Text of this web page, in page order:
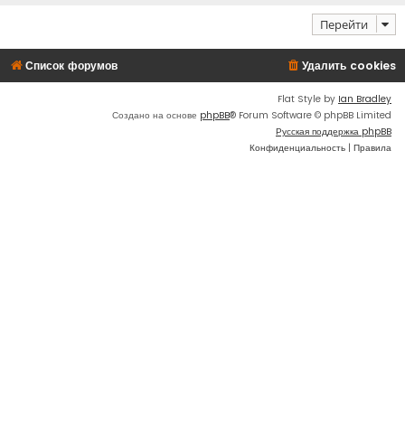
Перейти
Список форумов Удалить cookies
Flat Style by Ian Bradley
Создано на основе phpBB® Forum Software © phpBB Limited
Русская поддержка phpBB
Конфиденциальность | Правила